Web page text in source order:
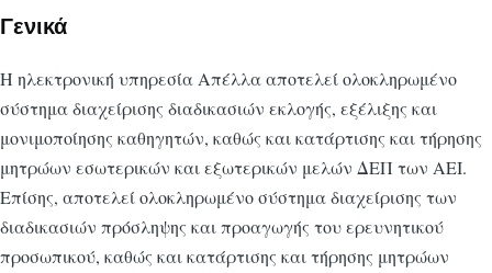
Γενικά
Η ηλεκτρονική υπηρεσία Απέλλα αποτελεί ολοκληρωμένο
σύστημα διαχείρισης διαδικασιών εκλογής, εξέλιξης και
μονιμοποίησης καθηγητών, καθώς και κατάρτισης και τήρησης
μητρώων εσωτερικών και εξωτερικών μελών ΔΕΠ των ΑΕΙ.
Επίσης, αποτελεί ολοκληρωμένο σύστημα διαχείρισης των
διαδικασιών πρόσληψης και προαγωγής του ερευνητικού
προσωπικού, καθώς και κατάρτισης και τήρησης μητρώων